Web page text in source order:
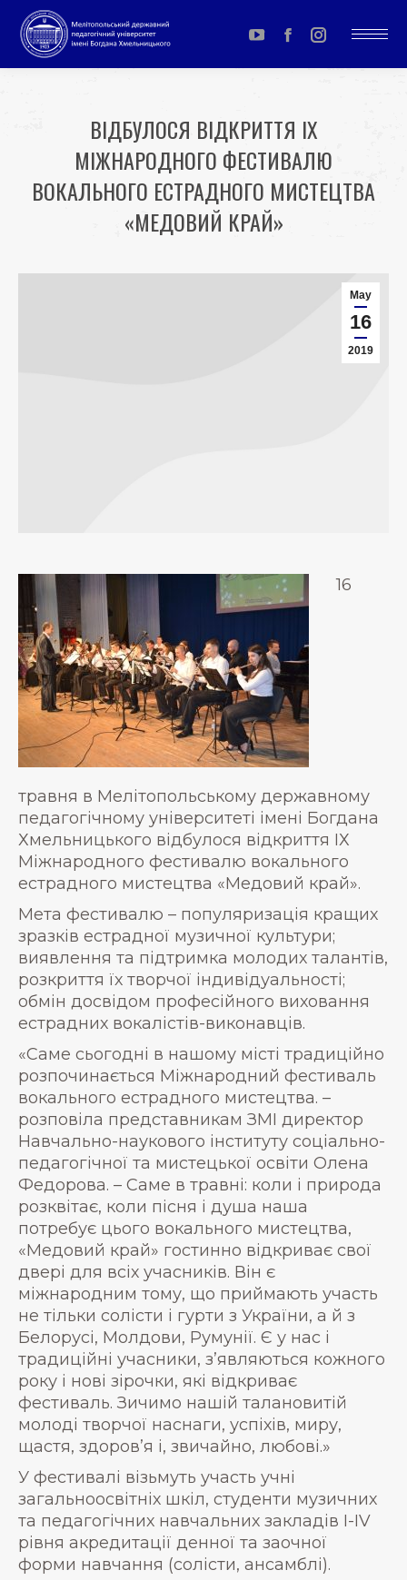
YouTube
page
in
new
window
Facebook
page
in
new
window
Instagram
page
new
window
ВІДБУЛОСЯ ВІДКРИТТЯ IХ
МІЖНАРОДНОГО ФЕСТИВАЛЮ
ВОКАЛЬНОГО ЕСТРАДНОГО МИСТЕЦТВА
«МЕДОВИЙ КРАЙ»
May
16
2019
16
травня в Мелітопольському державному
педагогічному університеті імені Богдана
Хмельницького відбулося відкриття IХ
Міжнародного фестивалю вокального
естрадного мистецтва «Медовий край».
Мета фестивалю – популяризація кращих
зразків естрадної музичної культури;
виявлення та підтримка молодих талантів,
розкриття їх творчої індивідуальності;
обмін досвідом професійного виховання
естрадних вокалістів-виконавців.
«Саме сьогодні в нашому місті традиційно
розпочинається Міжнародний фестиваль
вокального естрадного мистецтва. –
розповіла представникам ЗМІ директор
Навчально-наукового інституту соціально-
педагогічної та мистецької освіти Олена
Федорова. – Саме в травні: коли і природа
розквітає, коли пісня і душа наша
потребує цього вокального мистецтва,
«Медовий край» гостинно відкриває свої
двері для всіх учасників. Він є
міжнародним тому, що приймають участь
не тільки солісти і гурти з України, а й з
Белорусі, Молдови, Румунії. Є у нас і
традиційні учасники, з’являються кожного
року і нові зірочки, які відкриває
фестиваль. Зичимо нашій талановитій
молоді творчої наснаги, успіхів, миру,
щастя, здоров’я і, звичайно, любові.»
У фестивалі візьмуть участь учні
загальноосвітніх шкіл, студенти музичних
та педагогічних навчальних закладів І-IV
рівня акредитації денної та заочної
форми навчання (солісти, ансамблі).